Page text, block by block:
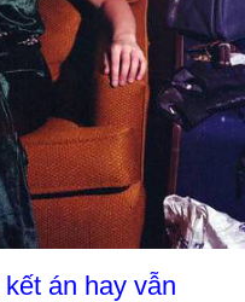
án hay vẫn